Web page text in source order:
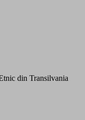
din Transilvania